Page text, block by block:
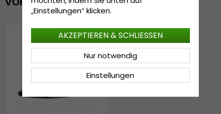
„Einstellungen“ klicken.
Einstellungen
Nur notwendig
AKZEPTIEREN & SCHLIESSEN